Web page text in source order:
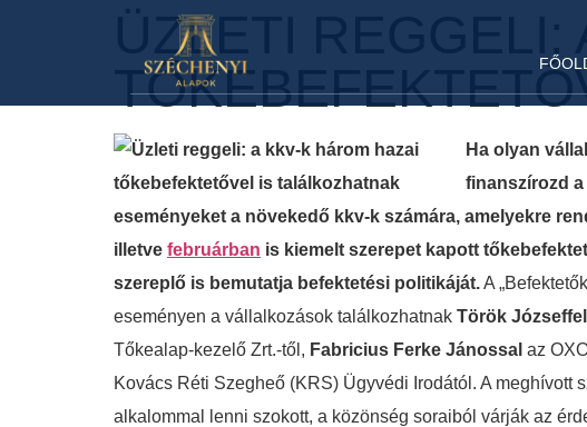
ÜZLETI REGGELI:
Ha olyan
finanszírozd
eseményeket a növekedő kkv-k számára, amelyekre
illetve februárban is kiemelt szerepet kapott
szereplő is bemutatja befektetési politikáját.A
eseményen a vállalkozások találkozhatnak Török Józseffel
Tőkealap-kezelő Zrt.-től, Fabricius Ferke Jánossal az
Kovács Réti Szegheő (KRS) Ügyvédi Irodától. A
alkalommal lenni szokott, a közönség soraiból várják az